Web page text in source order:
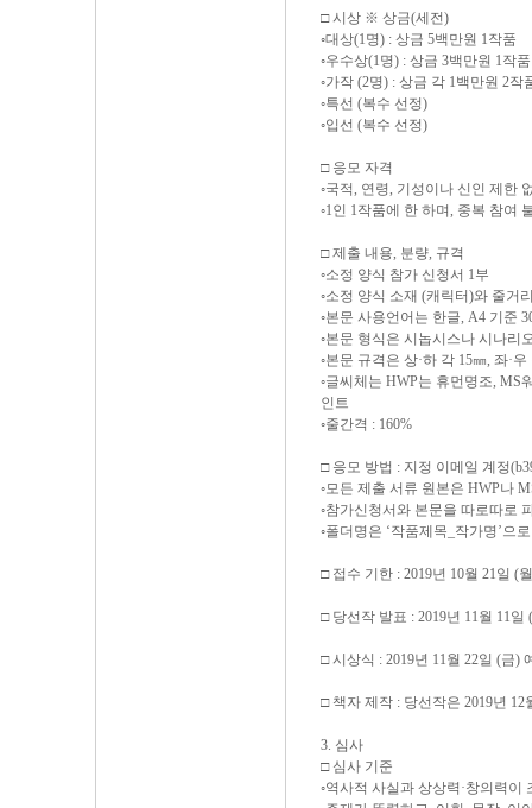
□ 시상 ※ 상금(세전)
◦대상(1명) : 상금 5백만원 1작품
◦우수상(1명) : 상금 3백만원 1작품
◦가작 (2명) : 상금 각 1백만원 2작
◦특선 (복수 선정)
◦입선 (복수 선정)
□ 응모 자격
◦국적, 연령, 기성이나 신인 제한
◦1인 1작품에 한 하며, 중복 참여
□ 제출 내용, 분량, 규격
◦소정 양식 참가 신청서 1부
◦소정 양식 소재 (캐릭터)와 줄거
◦본문 사용언어는 한글, A4 기준
◦본문 형식은 시놉시스나 시나리
◦본문 규격은 상·하 각 15㎜, 좌·
◦글씨체는 HWP는 휴먼명조, MS
인트
◦줄간격 : 160%
□ 응모 방법 : 지정 이메일 계정
◦모든 제출 서류 원본은 HWP나
◦참가신청서와 본문을 따로따로
◦폴더명은 ‘작품제목_작가명’으
□ 접수 기한 : 2019년 10월 21일 (
□ 당선작 발표 : 2019년 11월 11
□ 시상식 : 2019년 11월 22일 (금)
□ 책자 제작 : 당선작은 2019년
3. 심사
□ 심사 기준
◦역사적 사실과 상상력·창의력이